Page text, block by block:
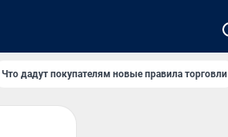
Что дадут покупателям новые правила торговли